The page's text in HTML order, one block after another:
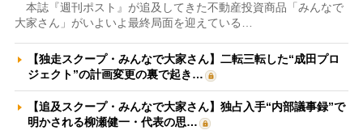
本誌『週刊ポスト』が追及してきた不動産投資商品「みんなで
大家さん」がいよいよ最終局面を迎えている…
【独走スクープ・みんなで大家さん】二転三転した“成田プロ
ジェクト”の計画変更の裏で起き…
【追及スクープ・みんなで大家さん】独占入手“内部議事録”で
明かされる柳瀬健一・代表の思…